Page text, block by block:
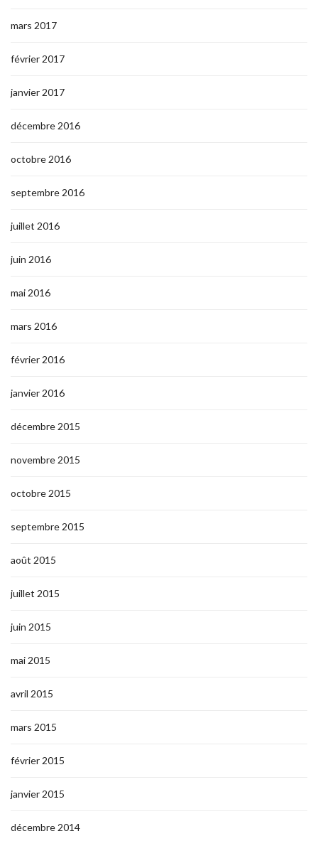
mars 2017
février 2017
janvier 2017
décembre 2016
octobre 2016
septembre 2016
juillet 2016
juin 2016
mai 2016
mars 2016
février 2016
janvier 2016
décembre 2015
novembre 2015
octobre 2015
septembre 2015
août 2015
juillet 2015
juin 2015
mai 2015
avril 2015
mars 2015
février 2015
janvier 2015
décembre 2014